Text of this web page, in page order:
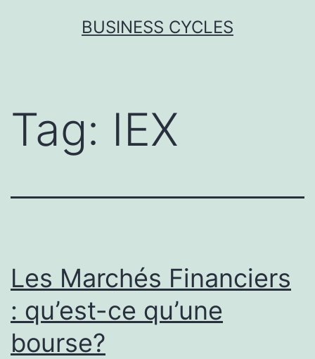
BUSINESS CYCLES
Tag: IEX
Les Marchés Financiers
: qu’est-ce qu’une
bourse?